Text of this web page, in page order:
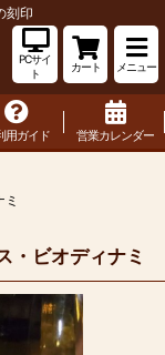
刻印
PCサイ
ト
カート メニュー
用ガイド 営業カレンダー
・ビオディナミ